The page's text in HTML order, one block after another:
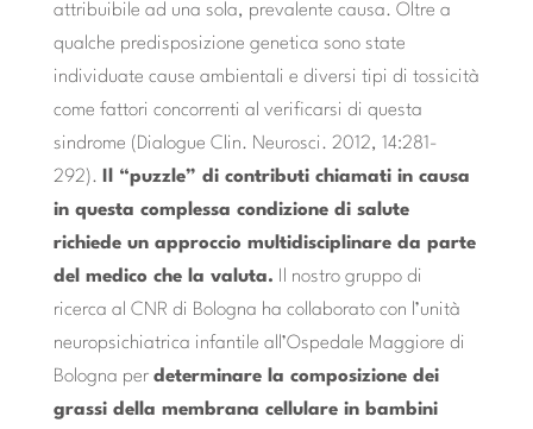
attribuibile ad una sola, prevalente causa. Oltre a
qualche predisposizione genetica sono state
individuate cause ambientali e diversi tipi di tossicità
come fattori concorrenti al verificarsi di questa
sindrome (Dialogue Clin. Neurosci. 2012, 14:281-
292). Il “puzzle” di contributi chiamati in causa
in questa complessa condizione di salute
richiede un approccio multidisciplinare da parte
del medico che la valuta. Il nostro gruppo di
ricerca al CNR di Bologna ha collaborato con l’unità
neuropsichiatrica infantile all’Ospedale Maggiore di
Bologna per determinare la composizione dei
grassi della membrana cellulare in bambini